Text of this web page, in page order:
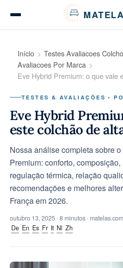
Testes de colchões
Testes de roupa de cama
Conselhos
Ferramentas e simuladores
Início
Testes Avaliacoes
Avaliacoes Por Marca
Eve Hybrid Premium: o que vale
TESTES & AVALIAÇÕES •
Eve Hybrid
este colchão de
Nossa análise completa sobre
Premium: conforto,
regulação térmica, relação
recomendações e melhores
França em 2026.
outubro 13, 2025 · 8 minutos ·
De En Es Fr It Nl Zh
Painel de Gerenciamento de